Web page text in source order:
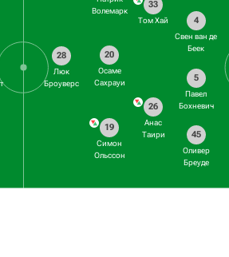
4
Свен ван де
Беек
5
Павел
Бохневич
45
Оливер
Бреуде
33
Том Хай
26
Анас
Таири
Волемарк
20
Осаме
Сахрауи
19
Симон
Ольссон
28
Люк
Броуверс